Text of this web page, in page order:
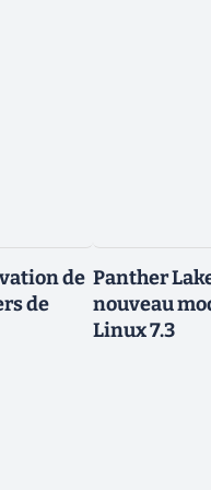
de
de
Panther
nouveau
Linux 7.3